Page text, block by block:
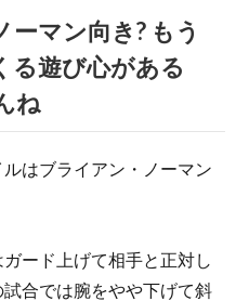
マン向き? もう
る遊び心がある
ね
はブライアン・ノーマン
ード上げて相手と正対し
合では腕をやや下げて斜